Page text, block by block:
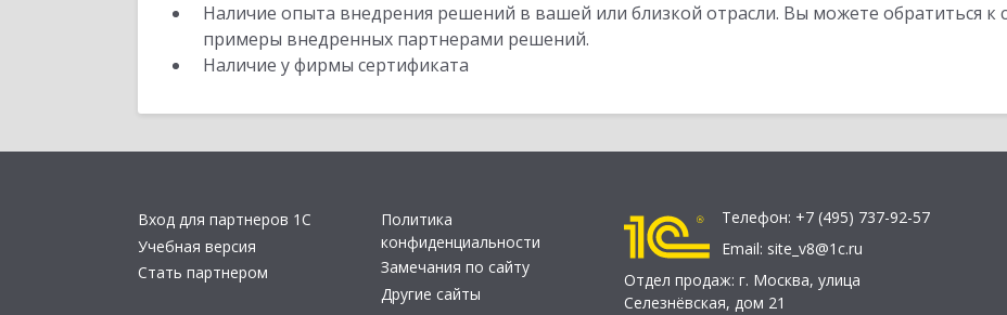
Наличие опыта внедрения решений в вашей или близкой отрасли. Вы можете обратиться к
примеры внедренных партнерами решений.
Наличие у фирмы сертификата
Вход для партнеров 1С
Учебная версия
Стать партнером
Политика
конфиденциальности
Замечания по сайту
Другие сайты
Телефон: +7 (495) 737-92-57
Email: site_v8@1c.ru
Отдел продаж: г. Москва, улица
Селезнёвская, дом 21